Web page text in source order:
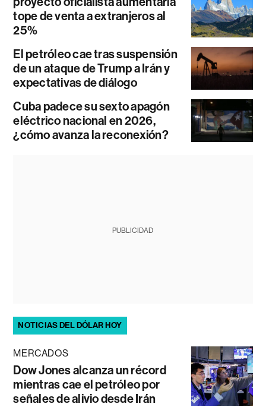
tope de venta a extranjeros al
25%
El petróleo cae tras suspensión
de un ataque de Trump a Irán y
expectativas de diálogo
Cuba padece su sexto apagón
eléctrico nacional en 2026,
¿cómo avanza la reconexión?
PUBLICIDAD
NOTICIAS DEL DÓLAR HOY
MERCADOS
Dow Jones alcanza un récord
mientras cae el petróleo por
señales de alivio desde Irán